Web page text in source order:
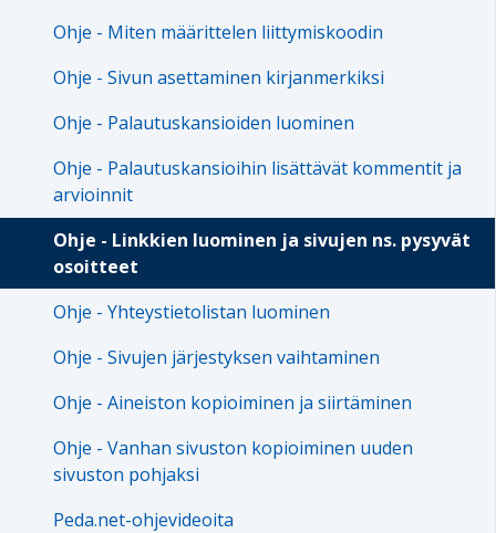
Ohje - Miten määrittelen liittymiskoodin
Ohje - Sivun asettaminen kirjanmerkiksi
Ohje - Palautuskansioiden luominen
Ohje - Palautuskansioihin lisättävät kommentit ja
arvioinnit
Ohje - Linkkien luominen ja sivujen ns. pysyvät
osoitteet
Ohje - Yhteystietolistan luominen
Ohje - Sivujen järjestyksen vaihtaminen
Ohje - Aineiston kopioiminen ja siirtäminen
Ohje - Vanhan sivuston kopioiminen uuden
sivuston pohjaksi
Peda.net-ohjevideoita